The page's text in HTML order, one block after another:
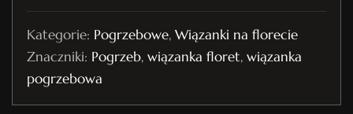
ć
W
i
ą
z
Kategorie: Pogrzebowe, Wiązanki na florecie
Znaczniki: Pogrzeb, wiązanka floret, wiązanka
pogrzebowa